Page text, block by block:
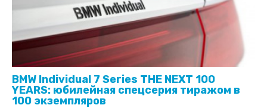
BMW Individual 7 Series THE NEXT 100
YEARS: юбилейная спецсерия тиражом в
100 экземпляров